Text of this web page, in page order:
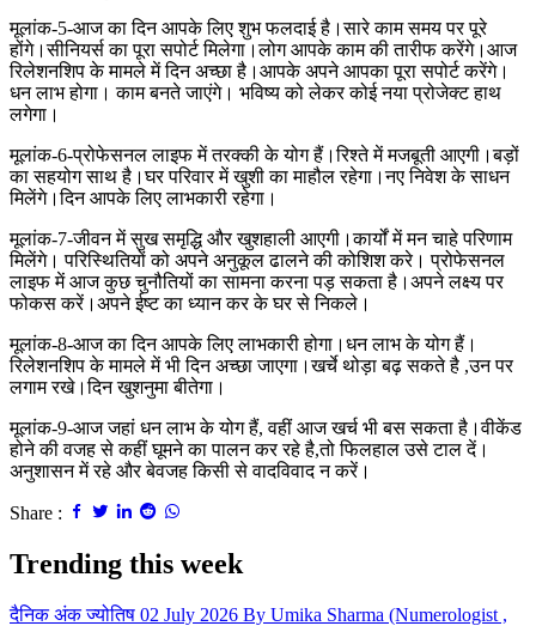
मूलांक-5-आज का दिन आपके लिए शुभ फलदाई है।सारे काम समय पर पूरे
होंगे।सीनियर्स का पूरा सपोर्ट मिलेगा।लोग आपके काम की तारीफ करेंगे।आज
रिलेशनशिप के मामले में दिन अच्छा है।आपके अपने आपका पूरा सपोर्ट करेंगे।
धन लाभ होगा। काम बनते जाएंगे। भविष्य को लेकर कोई नया प्रोजेक्ट हाथ
लगेगा।
मूलांक-6-प्रोफेसनल लाइफ में तरक्की के योग हैं।रिश्ते में मजबूती आएगी।बड़ों
का सहयोग साथ है।घर परिवार में खुशी का माहौल रहेगा।नए निवेश के साधन
मिलेंगे।दिन आपके लिए लाभकारी रहेगा।
मूलांक-7-जीवन में सुख समृद्धि और खुशहाली आएगी।कार्यों में मन चाहे परिणाम
मिलेंगे। परिस्थितियों को अपने अनुकूल ढालने की कोशिश करे। प्रोफेसनल
लाइफ में आज कुछ चुनौतियों का सामना करना पड़ सकता है।अपने लक्ष्य पर
फोकस करें।अपने ईष्ट का ध्यान कर के घर से निकले।
मूलांक-8-आज का दिन आपके लिए लाभकारी होगा।धन लाभ के योग हैं।
रिलेशनशिप के मामले में भी दिन अच्छा जाएगा।खर्चे थोड़ा बढ़ सकते है ,उन पर
लगाम रखे।दिन खुशनुमा बीतेगा।
मूलांक-9-आज जहां धन लाभ के योग हैं, वहीं आज खर्च भी बस सकता है।वीकेंड
होने की वजह से कहीं घूमने का पालन कर रहे है,तो फिलहाल उसे टाल दें।
अनुशासन में रहे और बेवजह किसी से वादविवाद न करें।
Share :
Trending this week
दैनिक अंक ज्योतिष 02 July 2026 By Umika Sharma (Numerologist ,